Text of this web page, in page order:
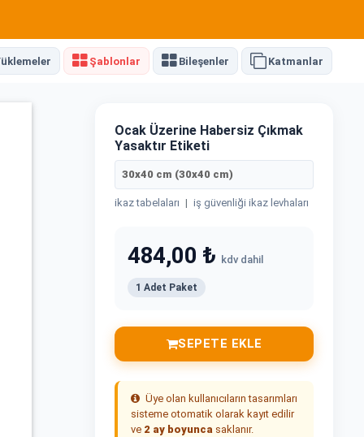
Şablonlar Bileşenler Katmanlar
Ocak Üzerine Habersiz Çıkmak
Yasaktır Etiketi
30x40 cm (30x40 cm)
ikaz tabelaları | iş güvenliği ikaz levhaları
484,00 ₺ kdv dahil
1 Adet Paket
SEPETE EKLE
Üye olan kullanıcıların tasarımları
sisteme otomatik olarak kayıt edilir
ve 2 ay boyunca saklanır.